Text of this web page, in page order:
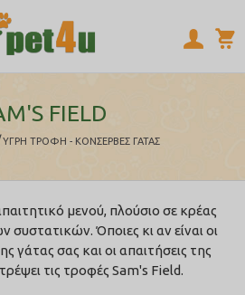
FIELD
ΥΓΡΗ ΤΡΟΦΗ - ΚΟΝΣΕΡΒΕΣ ΓΑΤΑΣ
μενού, πλούσιο σε κρέας
Όποιες κι αν είναι οι
γάτας σας και οι απαιτήσεις της
τις τροφές Sam's Field.